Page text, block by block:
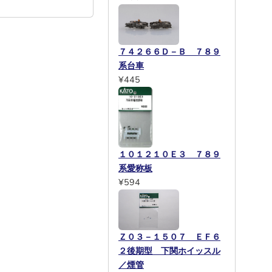
７４２６６Ｄ－Ｂ ７８９
系台車
¥445
１０１２１０Ｅ３ ７８９
系愛称板
¥594
Ｚ０３－１５０７ ＥＦ６
２後期型 下関ホイッスル
／煙管